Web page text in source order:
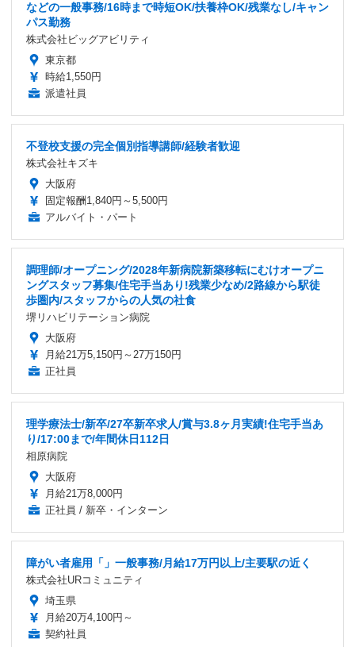
などの一般事務/16時まで時短OK/扶養枠OK/残業なし/キャン
パス勤務
株式会社ビッグアビリティ
東京都
時給1,550円
派遣社員
不登校支援の完全個別指導講師/経験者歓迎
株式会社キズキ
大阪府
固定報酬1,840円～5,500円
アルバイト・パート
調理師/オープニング/2028年新病院新築移転にむけオープニ
ングスタッフ募集/住宅手当あり!残業少なめ/2路線から駅徒
歩圏内/スタッフからの人気の社食
堺リハビリテーション病院
大阪府
月給21万5,150円～27万150円
正社員
理学療法士/新卒/27卒新卒求人/賞与3.8ヶ月実績!住宅手当あ
り/17:00まで/年間休日112日
相原病院
大阪府
月給21万8,000円
正社員 / 新卒・インターン
障がい者雇用「」一般事務/月給17万円以上/主要駅の近く
株式会社URコミュニティ
埼玉県
月給20万4,100円～
契約社員